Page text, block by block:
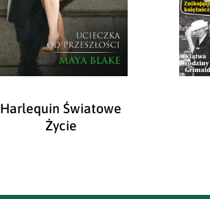
Harlequin Światowe
Życie